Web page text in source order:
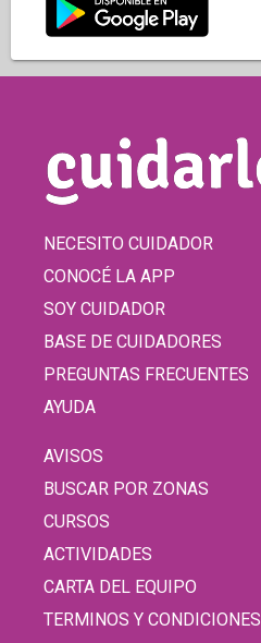
NECESITO CUIDADOR
CONOCÉ LA APP
SOY CUIDADOR
BASE DE CUIDADORES
PREGUNTAS FRECUENTES
AYUDA
AVISOS
BUSCAR POR ZONAS
CURSOS
ACTIVIDADES
CARTA DEL EQUIPO
TERMINOS Y CONDICIONES